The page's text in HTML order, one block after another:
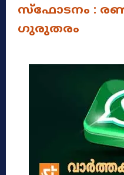
സ്ഫോടനം :
ഗുരുതരം